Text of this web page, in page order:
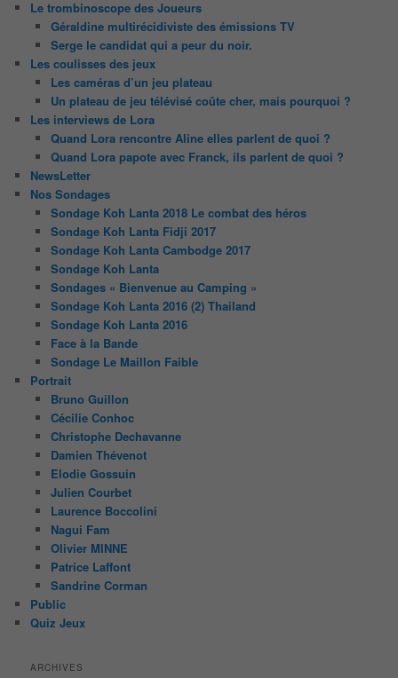
Le trombinoscope des Joueurs
Géraldine multirécidiviste des émissions TV
Serge le candidat qui a peur du noir.
Les coulisses des jeux
Les caméras d’un jeu plateau
Un plateau de jeu télévisé coûte cher, mais pourquoi ?
Les interviews de Lora
Quand Lora rencontre Aline elles parlent de quoi ?
Quand Lora papote avec Franck, ils parlent de quoi ?
NewsLetter
Nos Sondages
Sondage Koh Lanta 2018 Le combat des héros
Sondage Koh Lanta Fidji 2017
Sondage Koh Lanta Cambodge 2017
Sondage Koh Lanta
Sondages « Bienvenue au Camping »
Sondage Koh Lanta 2016 (2) Thailand
Sondage Koh Lanta 2016
Face à la Bande
Sondage Le Maillon Faible
Portrait
Bruno Guillon
Cécilie Conhoc
Christophe Dechavanne
Damien Thévenot
Elodie Gossuin
Julien Courbet
Laurence Boccolini
Nagui Fam
Olivier MINNE
Patrice Laffont
Sandrine Corman
Public
Quiz Jeux
ARCHIVES